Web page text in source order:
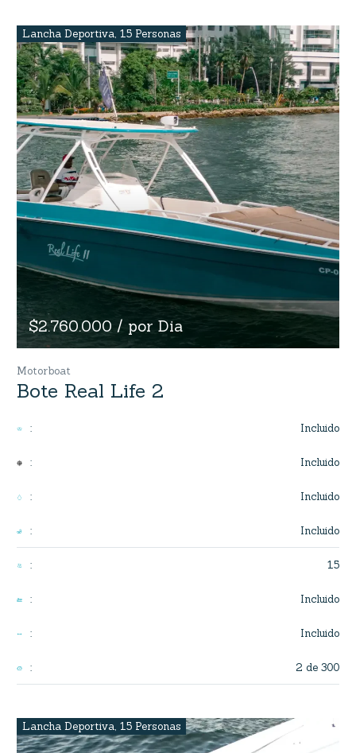
Lancha Deportiva, 15 Personas
$2.760.000 / por Dia
Motorboat
Bote Real Life 2
: Incluido
: Incluido
: Incluido
: Incluido
: 15
: Incluido
: Incluido
: 2 de 300
Lancha Deportiva, 15 Personas